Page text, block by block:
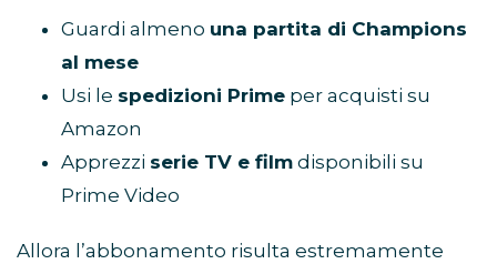
Guardi almeno una partita di Champions
al mese
Usi le spedizioni Prime per acquisti su
Amazon
Apprezzi serie TV e film disponibili su
Prime Video
Allora l’abbonamento risulta estremamente